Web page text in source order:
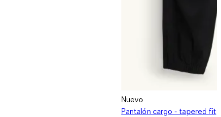
Nuevo
Pantalón cargo - tapered fit